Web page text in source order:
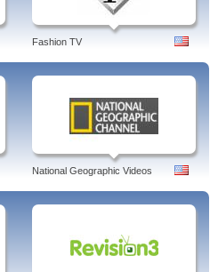
Fashion TV
National Geographic Videos